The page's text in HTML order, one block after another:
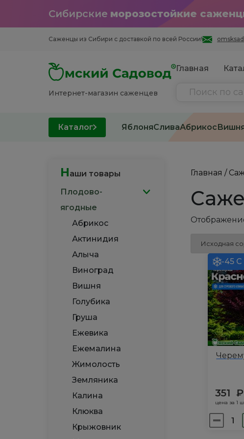
Сибирские морозостойкие
Саженцы из Cибири с доставкой по всей России!
Интернет-магазин саженцев
Главная
Каталог ЯблоняСливаАбрикос
Наши товары
Плодово-
ягодные
Абрикос
Актинидия
Алыча
Виноград
Вишня
Голубика
Груша
Ежевика
Ежемалина
Жимолость
Земляника
Калина
Клюква
Крыжовник
Главная /
-45 С
351 ₽
цена за 1
товара